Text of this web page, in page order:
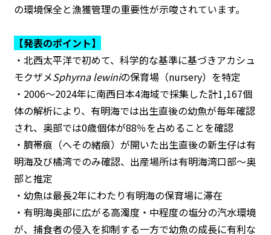
の環境保全と漁獲管理の重要性が示唆されています。
【発表のポイント】
・北西太平洋で初めて、科学的な基準に基づきアカシュ
モクザメSphyrna lewiniの保育場（nursery）を特定
・2006〜2024年に南西日本4海域で採集した計1,167個
体の解析により、有明海では出生直後の幼魚が毎年確認
され、奥部では0歳個体が88％を占めることを確認
・臍帯痕（へその緒痕）が開いた出生直後の新生仔は有
明海及び橘湾でのみ確認、出産場所は有明海湾口部～奥
部と推定
・幼魚は最長2年にわたり有明海の保育場に滞在
・有明海奥部に広がる高濁度・中程度の塩分の汽水環境
が、捕食者の侵入を抑制する一方で幼魚の成長に有利な